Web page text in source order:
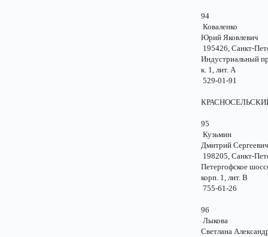
94
Коваленко
Юрий
195426, Санкт-
Индустриальный
к. 1, лит. А
529-01-91
95
Кузьмин
Дмитрий
198205, Санкт-
Петергофское
корп. 1, лит.
755-61-26
96
Лыкова
Светлана